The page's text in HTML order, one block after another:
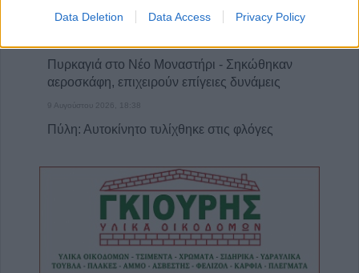
Data Deletion Data Access Privacy Policy
υδράργυρος την Κυριακή (9/8)
Πυρκαγιά στο Νέο Μοναστήρι - Σηκώθηκαν
αεροσκάφη, επιχειρούν επίγειες δυνάμεις
9 Αυγούστου 2026, 18:38
Πύλη: Αυτοκίνητο τυλίχθηκε στις φλόγες
Θύμα των γκράφιτι το άγαλμα της
αγρότισσας μάνας στην πλατεία Πλαστήρα
9 Αυγούστου 2026, 17:49
Ιερά Μητρόπολη: Πρόγραμμα Μητροπολίτη